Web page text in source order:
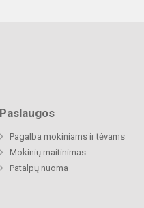
Paslaugos
Pagalba mokiniams ir tėvams
Mokinių maitinimas
Patalpų nuoma